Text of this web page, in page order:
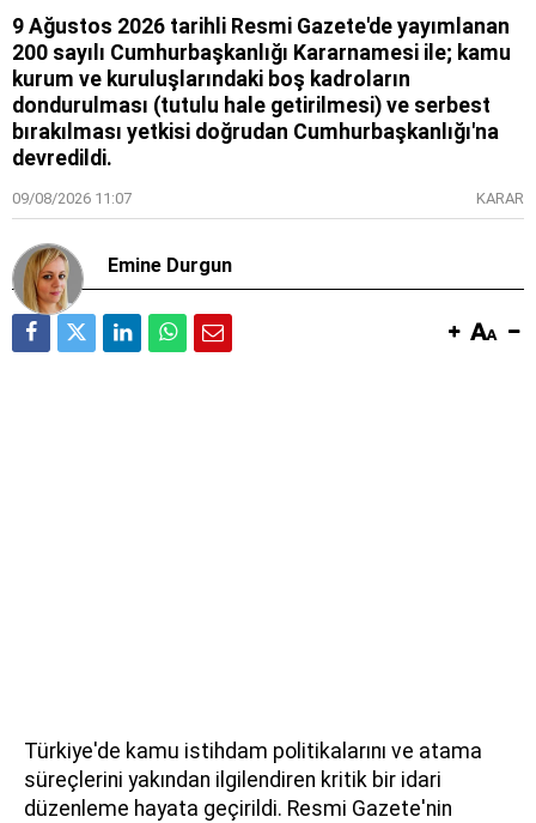
9 Ağustos 2026 tarihli Resmi Gazete'de yayımlanan
200 sayılı Cumhurbaşkanlığı Kararnamesi ile; kamu
kurum ve kuruluşlarındaki boş kadroların
dondurulması (tutulu hale getirilmesi) ve serbest
bırakılması yetkisi doğrudan Cumhurbaşkanlığı'na
devredildi.
09/08/2026 11:07 KARAR
Emine Durgun
Türkiye'de kamu istihdam politikalarını ve atama
süreçlerini yakından ilgilendiren kritik bir idari
düzenleme hayata geçirildi. Resmi Gazete'nin